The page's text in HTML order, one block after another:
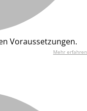
Voraussetzungen.
Mehr erfahren